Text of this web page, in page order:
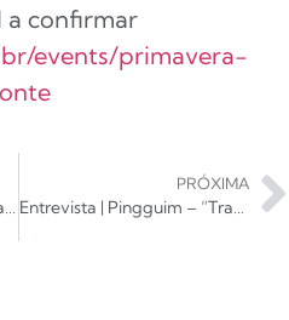
a confirmar
events/primavera-
Dimmu Borgir é a primeira atração confirmada do Liberation Festival 2026 em São Paulo
PRÓXIMA
Entrevista | Pingguim – “Trabalhar com o Rick Bonadio hoje é uma realização”